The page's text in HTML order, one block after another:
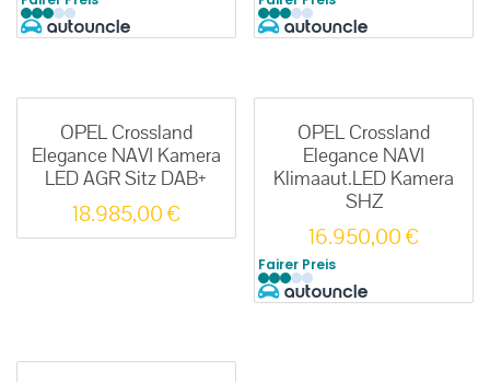
OPEL Crossland
Elegance NAVI Kamera
LED AGR Sitz DAB+
18.985,00€
OPEL Crossland
Elegance NAVI
Klimaaut.LED Kamera
SHZ
16.950,00€
Fairer Preis